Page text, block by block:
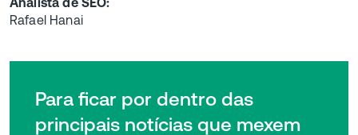
Rafael Hanai
Para ficar por dentro das
principais notícias que mexem